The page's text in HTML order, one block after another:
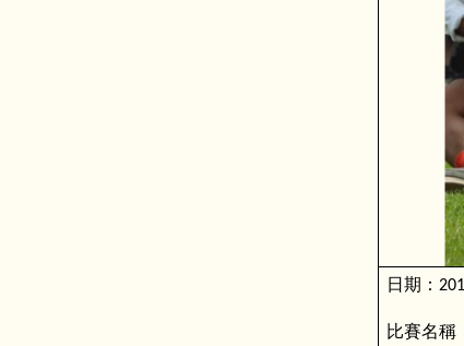
日期：
比賽名稱